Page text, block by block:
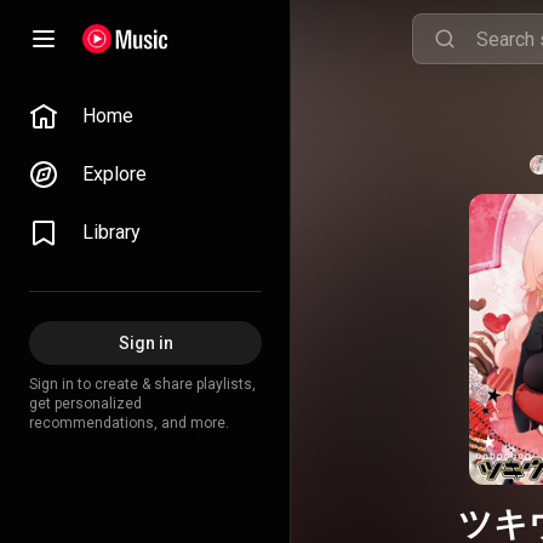
Home
Explore
Library
Sign in
Sign in to create & share playlists,
get personalized
recommendations, and more.
ツキ